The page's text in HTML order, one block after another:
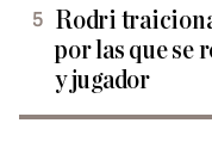
Rodri
por las que se
y jugador